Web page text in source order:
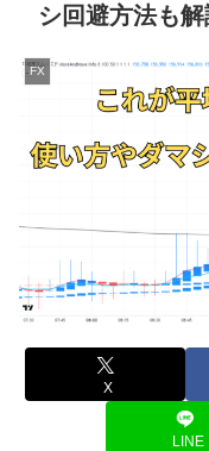
シ回避方法も
FX
X
LINE